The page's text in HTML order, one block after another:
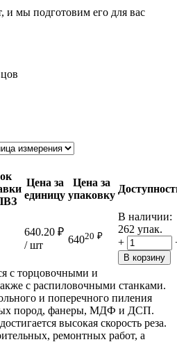
мы подготовим его для вас
Цена за
единицу
Цена за
упаковку
640.20 ₽
/ шт
64020 ₽
В наличии:
262 упак.
+
В корзину
с торцовочными и
с распиловочными станками.
и поперечного пиления
пород, фанеры, МДФ и ДСП.
высокая скорость реза.
ремонтных работ, а